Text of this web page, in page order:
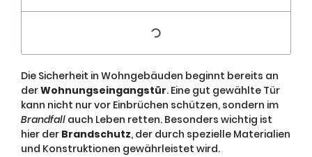
Die Sicherheit in Wohngebäuden beginnt bereits an
derWohnungseingangstür. Eine gut gewählte Tür
kann nicht nur vor Einbrüchen schützen, sondern im
Brandfall auch Leben retten. Besonders wichtig ist
hier der Brandschutz, der durch spezielle Materialien
und Konstruktionen gewährleistet wird.